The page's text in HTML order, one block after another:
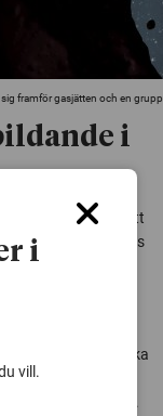
framför gasjätten och en
i
räknat ut att
om Jupiter bildats
migrerat till sin
Jupiters egen
sig.
ha pågått cirka
år efter att
långt från solen.
i
vill.